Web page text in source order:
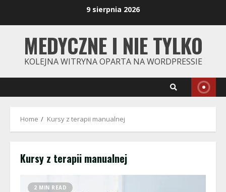
9 sierpnia 2026
MEDYCZNE I NIE TYLKO
KOLEJNA WITRYNA OPARTA NA WORDPRESSIE
Home Kursy z terapii manualnej
Kursy z terapii manualnej
2 MIN READ